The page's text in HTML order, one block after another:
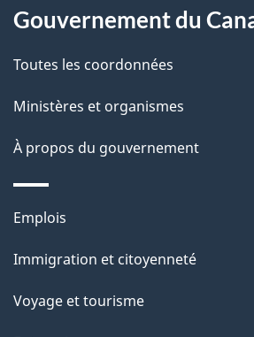
a
g
e
a
t
i
n
s
u
r
c
t
Gouvernement du
Toutes les coordonnées
Ministères et organismes
À propos du gouvernement
Thèmes
sujets
Emplois
Immigration et citoyenneté
Voyage et tourisme